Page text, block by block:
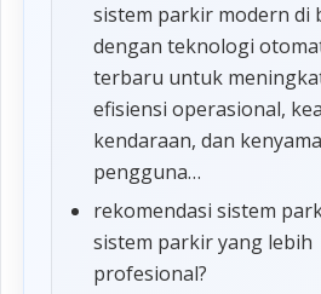
sistem parkir modern di
dengan teknologi
terbaru untuk
efisiensi operasional,
kendaraan, dan
pengguna…
rekomendasi sistem
sistem parkir yang lebih
profesional?